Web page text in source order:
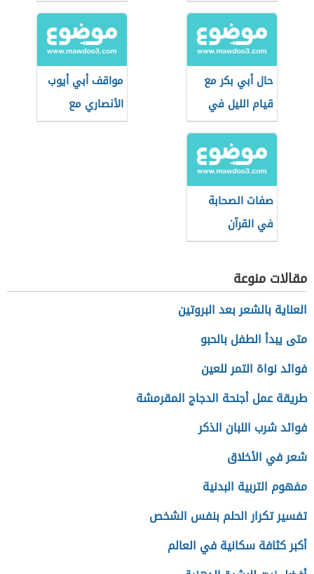
حال أبي بكر مع
قيام الليل في
رمضان
مواقف أبي أيوب
الأنصاري مع
الرسول الكريم
صفات الصحابة
في القرآن
مقالات منوعة
العناية بالشعر بعد البروتين
متى يبدأ الطفل بالحبو
فوائد نواة التمر للعين
طريقة عمل أجنحة الدجاج المقرمشة
فوائد شرب اللبان الذكر
شعر في الأخلاق
مفهوم التربية البدنية
تفسير تكرار الحلم بنفس الشخص
أكبر كثافة سكانية في العالم